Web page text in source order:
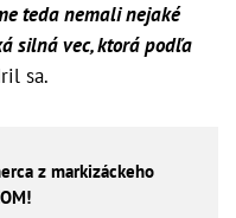
teda nemali nejaké
silná vec, ktorá podľa
sa.
z markizáckeho